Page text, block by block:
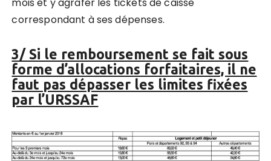
correspondant à ses dépenses.
3/ Si le remboursement se fait sous
forme d’allocations forfaitaires, il ne
faut pas dépasser les limites fixées
par l’URSSAF